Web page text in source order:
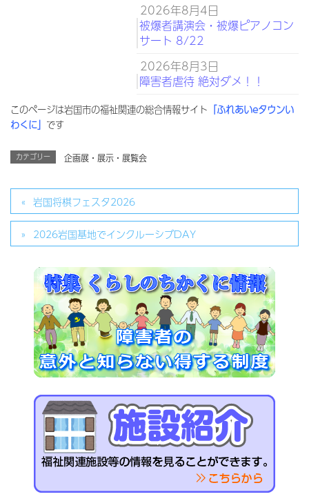
2026年8月4日
被爆者講演会・被爆ピアノコン
サート 8/22
2026年8月3日
障害者虐待 絶対ダメ！！
このページは岩国市の福祉関連の総合情報サイト 「ふれあいeタウンい
わくに」 です
カテゴリー 企画展・展示・展覧会
岩国将棋フェスタ2026
2026岩国基地でインクルーシブDAY